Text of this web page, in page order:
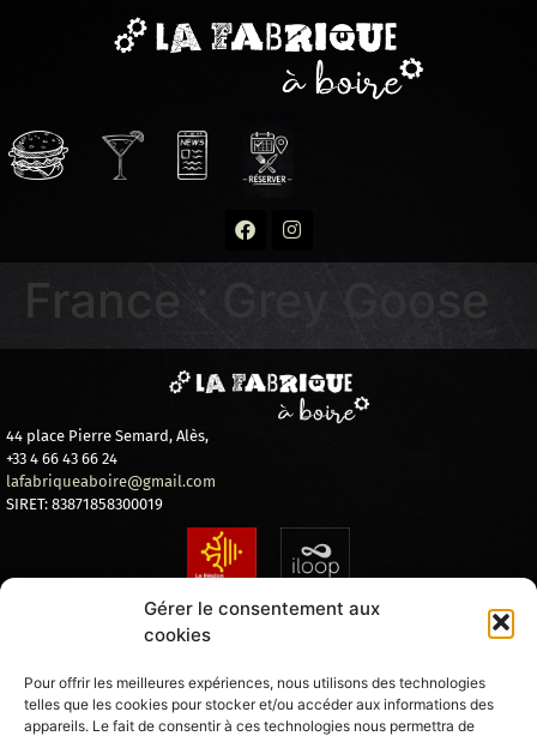
Gérer le consentement aux
cookies
Pour offrir les meilleures expériences, nous utilisons des technologies
telles que les cookies pour stocker et/ou accéder aux informations des
appareils. Le fait de consentir à ces technologies nous permettra de
France : Grey Goose
44 place Pierre Semard, Alès,
+33 4 66 43 66 24
lafabriqueaboire@gmail.com
SIRET: 83871858300019
TARIFS ET PRODUITS PRÉSENTÉS À TITRE INDICATIF ET SOUMIS À MODIFICATION PAR LA DIRECTION
Mentions légales Conditions d'utilisation du site